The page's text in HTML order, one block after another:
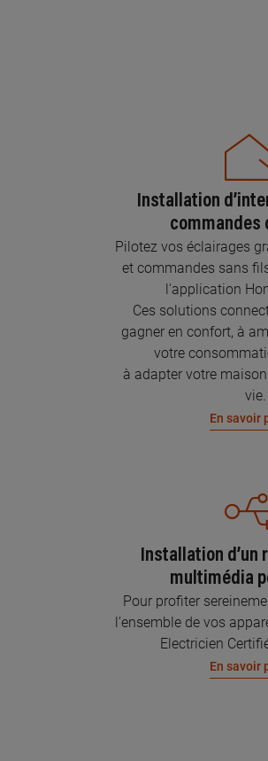
Installation
commandes
Pilotez vos éclairages
et commandes sans
l'application
Ces solutions
gagner en confort, à
votre
à adapter votre
vie.
En savoir
Installation d’un
multimédia
Pour profiter
l’ensemble de vos
Electricien
En savoir